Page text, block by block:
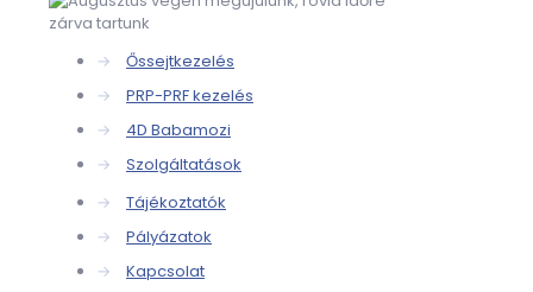
→
Őssejtkezelés
→
PRP-PRF kezelés
→
4D Babamozi
→
Szolgáltatások
→
Tájékoztatók
→
Pályázatok
→
Kapcsolat